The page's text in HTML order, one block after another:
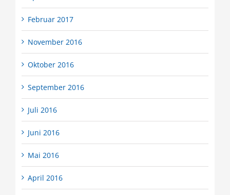
Februar 2017
November 2016
Oktober 2016
September 2016
Juli 2016
Juni 2016
Mai 2016
April 2016